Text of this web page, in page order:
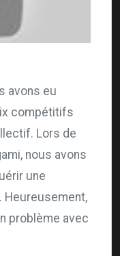
avons eu
compétitifs
Lors de
nous avons
une
Heureusement,
problème avec